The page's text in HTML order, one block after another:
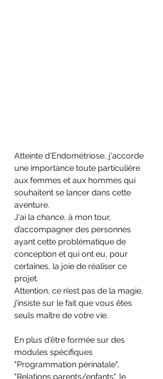
Atteinte d'Endométriose, j'accorde
une importance toute particulière
aux femmes et aux hommes qui
souhaitent se lancer dans cette
aventure.
J'ai la chance, à mon tour,
d’accompagner des personnes
ayant cette problématique de
conception et qui ont eu, pour
certaines, la joie de réaliser ce
projet.
Attention, ce n’est pas de la magie,
j’insiste sur le fait que vous êtes
seuls maître de votre vie.
En plus d'être formée sur des
modules spécifiques
"Programmation périnatale",
"Relations parents/enfants", le